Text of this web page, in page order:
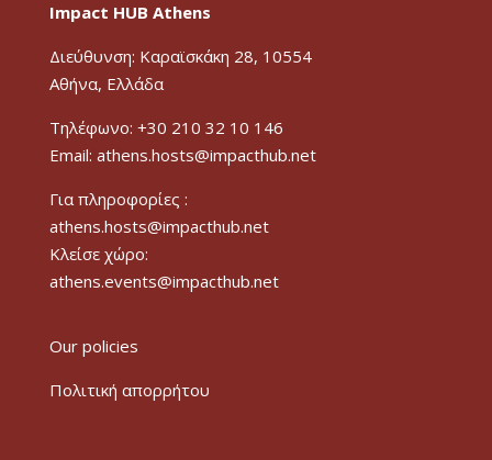
Impact HUB Athens
Διεύθυνση: Καραϊσκάκη 28, 10554
Αθήνα, Ελλάδα
Τηλέφωνο: +30 210 32 10 146
Email: athens.hosts@impacthub.net
Για πληροφορίες :
athens.hosts@impacthub.net
Κλείσε χώρο:
athens.events@impacthub.net
Our policies
Πολιτική απορρήτου